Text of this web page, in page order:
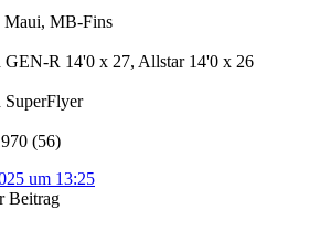
Maui, MB-Fins
GEN-R 14'0 x 27, Allstar 14'0 x 26
SuperFlyer
(56)
um 13:25
Beitrag